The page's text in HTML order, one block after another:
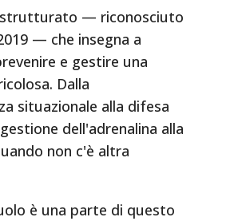
strutturato — riconosciuto
— che insegna a
e gestire una
Dalla
situazionale alla difesa
dell'adrenalina alla
non c'è altra
è una parte di questo